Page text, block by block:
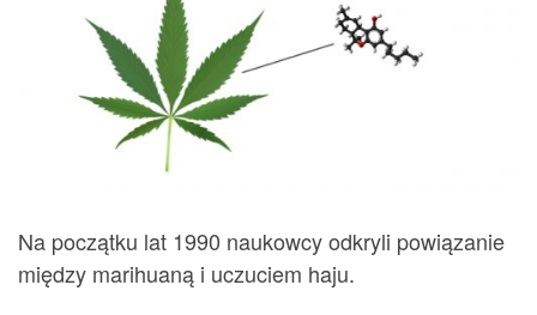
Na początku lat 1990 naukowcy odkryli powiązanie
między marihuaną i uczuciem haju.